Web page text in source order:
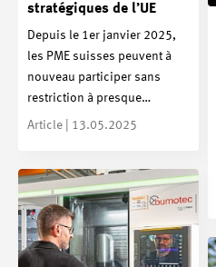
stratégiques de l’UE
Depuis le 1er janvier 2025,
les PME suisses peuvent à
nouveau participer sans
restriction à presque…
Article | 13.05.2025